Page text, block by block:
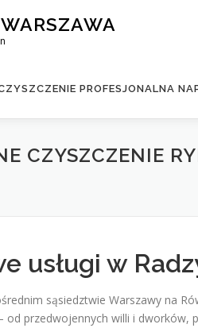
PROFESJONALNA
CZYSZCZENIE
usługi w
sąsiedztwie Warszawy na
przedwojennych willi i dworków,